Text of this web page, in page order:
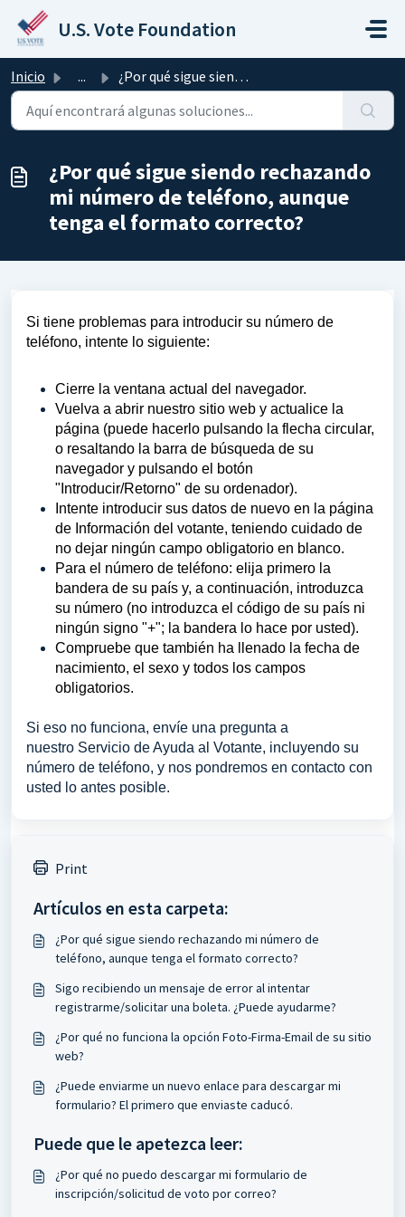
Saltar al contenido principal
U.S. Vote Foundation
Inicio ... ¿Por qué sigue siendo rechazando mi número de teléfono, a...
¿Por qué sigue siendo rechazando
mi número de teléfono, aunque
tenga el formato correcto?
Si tiene problemas para introducir su número de
teléfono, intente lo siguiente:
Cierre la ventana actual del navegador.
Vuelva a abrir nuestro sitio web y actualice la
página (puede hacerlo pulsando la flecha circular,
o resaltando la barra de búsqueda de su
navegador y pulsando el botón
"Introducir/Retorno" de su ordenador).
Intente introducir sus datos de nuevo en la página
de Información del votante, teniendo cuidado de
no dejar ningún campo obligatorio en blanco.
Para el número de teléfono: elija primero la
bandera de su país y, a continuación, introduzca
su número (no introduzca el código de su país ni
ningún signo "+"; la bandera lo hace por usted).
Compruebe que también ha llenado la fecha de
nacimiento, el sexo y todos los campos
obligatorios.
Si eso no funciona, envíe una pregunta a
nuestro Servicio de Ayuda al Votante, incluyendo su
número de teléfono, y nos pondremos en contacto con
usted lo antes posible.
Print
Artículos en esta carpeta:
¿Por qué sigue siendo rechazando mi número de
teléfono, aunque tenga el formato correcto?
Sigo recibiendo un mensaje de error al intentar
registrarme/solicitar una boleta. ¿Puede ayudarme?
¿Por qué no funciona la opción Foto-Firma-Email de su sitio
web?
¿Puede enviarme un nuevo enlace para descargar mi
formulario? El primero que enviaste caducó.
Puede que le apetezca leer:
¿Por qué no puedo descargar mi formulario de
inscripción/solicitud de voto por correo?